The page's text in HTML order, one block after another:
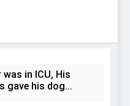
was in ICU, His
gave his dog